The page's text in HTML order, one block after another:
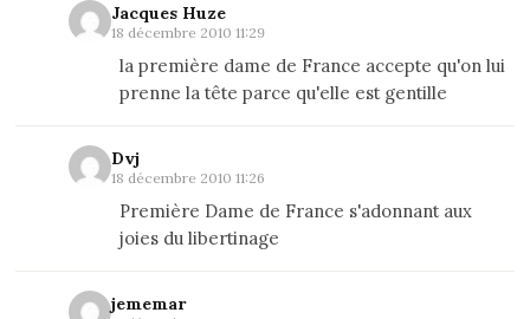
Jacques Huze
18 décembre 2010 11:29
la première dame de France accepte qu'on lui
prenne la tête parce qu'elle est gentille
Dvj
18 décembre 2010 11:26
Première Dame de France s'adonnant aux
joies du libertinage
jememar